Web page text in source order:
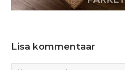
Lisa kommentaar